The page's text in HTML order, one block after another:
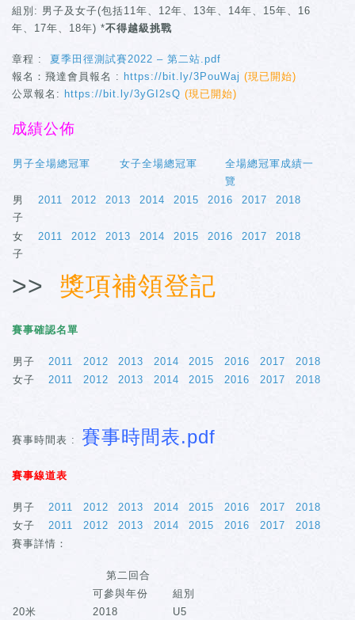
組別: 男子及女子(包括11年、12年、13年、14年、15年、16
年、17年、18年) *不得越級挑戰
章程 :
夏季田徑測試賽2022 – 第二站.pdf
報名：飛達會員報名 : https://bit.ly/3PouWaj (現已開始)
公眾報名: https://bit.ly/3yGI2sQ (現已開始)
成績公佈
男子全場總冠軍 女子全場總冠軍
全場總冠軍成績一
覽
男
子
2011 2012 2013 2014 2015 2016 2017 2018
女
子
2011 2012 2013 2014 2015 2016 2017 2018
>> 獎項補領登記
賽事確認名單
男子 2011 2012 2013 2014 2015 2016 2017
2018
女子
2011 2012 2013 2014 2015 2016 2017 2018
賽事時間表 : 賽事時間表.pdf
賽事線道表
男子 2011 2012 2013 2014 2015 2016 2017
2018
女子
2011 2012 2013 2014 2015 2016 2017
2018
賽事詳情：
第二回合
可參與年份
組別
20米
2018
U5